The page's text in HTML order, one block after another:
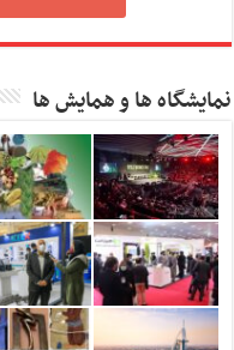
نمایشگاه ها و همایش ها